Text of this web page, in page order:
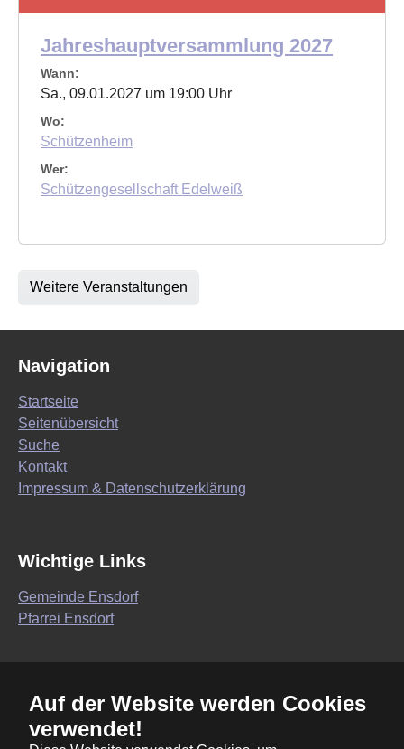
Auf der Website werden Cookies
verwendet!
Jahreshauptversammlung 2027
Wann:
Sa., 09.01.2027 um 19:00 Uhr
Wo:
Schützenheim
Wer:
Schützengesellschaft Edelweiß
Weitere Veranstaltungen
Navigation
Startseite
Seitenübersicht
Suche
Kontakt
Impressum & Datenschutzerklärung
Wichtige Links
Gemeinde Ensdorf
Pfarrei Ensdorf
Wir sind auf Facebook
Wolfsbacher Kirwa